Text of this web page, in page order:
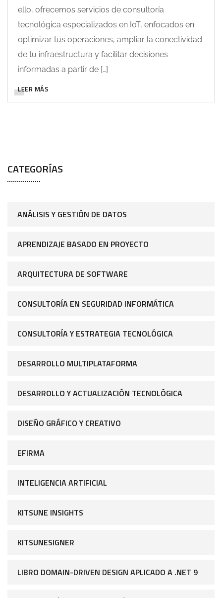
ello, ofrecemos servicios de consultoría
tecnológica especializados en IoT, enfocados en
optimizar tus operaciones, ampliar la conectividad
de tu infraestructura y facilitar decisiones
informadas a partir de […]
LEER MÁS
CATEGORÍAS
ANÁLISIS Y GESTIÓN DE DATOS
APRENDIZAJE BASADO EN PROYECTO
ARQUITECTURA DE SOFTWARE
CONSULTORÍA EN SEGURIDAD INFORMÁTICA
CONSULTORÍA Y ESTRATEGIA TECNOLÓGICA
DESARROLLO MULTIPLATAFORMA
DESARROLLO Y ACTUALIZACIÓN TECNOLÓGICA
DISEÑO GRÁFICO Y CREATIVO
EFIRMA
INTELIGENCIA ARTIFICIAL
KITSUNE INSIGHTS
KITSUNESIGNER
LIBRO DOMAIN-DRIVEN DESIGN APLICADO A .NET 9